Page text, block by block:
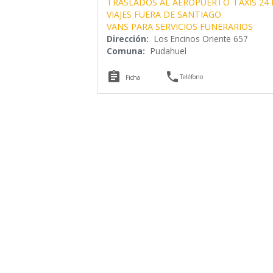
VIAJES FUERA DE SANTIAGO
VANS PARA SERVICIOS FUNERARIOS
Dirección: Los Encinos Oriente 657
Comuna: Pudahuel
 Ficha Teléfono